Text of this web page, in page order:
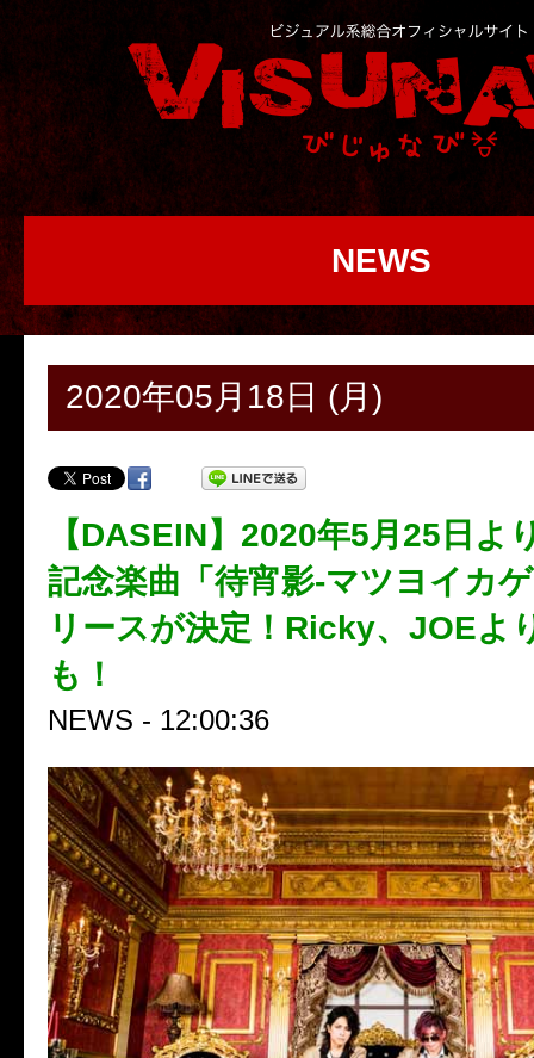
NEWS
2020年05月18日 (月)
【DASEIN】2020年5月25日よ
記念楽曲「待宵影-マツヨイカ
リースが決定！Ricky、JOEよ
も！
NEWS - 12:00:36